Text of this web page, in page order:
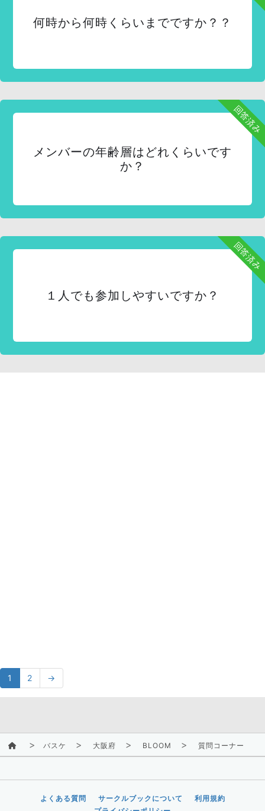
何時から何時くらいまでですか？？
回答済み
メンバーの年齢層はどれくらいです
か？
回答済み
１人でも参加しやすいですか？
1 2 →
バスケ 大阪府 BLOOM 質問コーナー
よくある質問 サークルブックについて
利用規約